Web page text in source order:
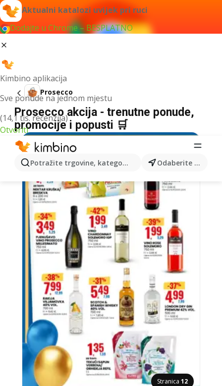
Aktualni katalozi uvijek pri ruci
Dodajte u Chrome – BESPLATNO
Kimbino aplikacija
Sve ponude na jednom mjestu
(14,1 tis. recenzija)
Otvoriti
Potražite trgovine, kategorije, proizvode... Odaberite grad
Prosecco
Prosecco akcija - trenutne ponude,
promocije i popusti 🛒
Stranica 12